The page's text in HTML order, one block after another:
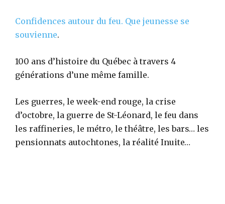
Confidences autour du feu. Que jeunesse se
souvienne.
100 ans d’histoire du Québec à travers 4
générations d’une même famille.
Les guerres, le week-end rouge, la crise
d’octobre, la guerre de St-Léonard, le feu dans
les raffineries, le métro, le théâtre, les bars… les
pensionnats autochtones, la réalité Inuite…